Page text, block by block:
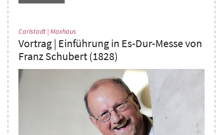
Carlstadt | Maxhaus
Vortrag | Einführung in Es-Dur-Messe von
Franz Schubert (1828)